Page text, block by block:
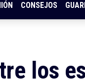
CONSEJOS
los